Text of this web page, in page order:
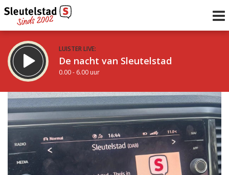
LUISTER LIVE:
De nacht van Sleutelstad
0.00 - 6.00 uur
STRAKS:
De ochtend van Sleutelstad
6.00 - 12.00 uur
Vorig uur
uur 1 van 0 Volgend uur